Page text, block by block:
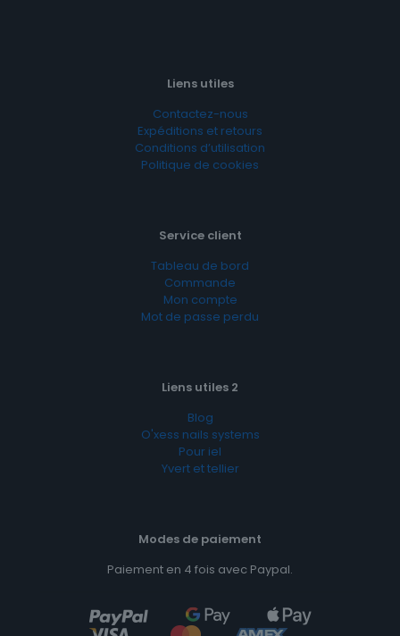
Liens utiles
Contactez-nous
Expéditions et retours
Conditions d’utilisation
Politique de cookies
Service client
Tableau de bord
Commande
Mon compte
Mot de passe perdu
Liens utiles 2
Blog
O'xess nails systems
Pour iel
Yvert et tellier
Modes de paiement
Paiement en 4 fois avec Paypal.